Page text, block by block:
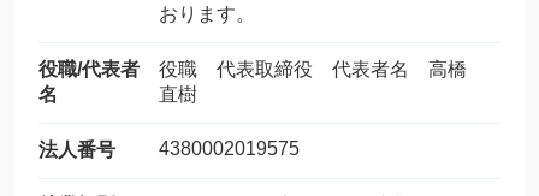
おります。
役職/代表者
名
役職 代表取締役 代表者名 高橋
直樹
法人番号 4380002019575